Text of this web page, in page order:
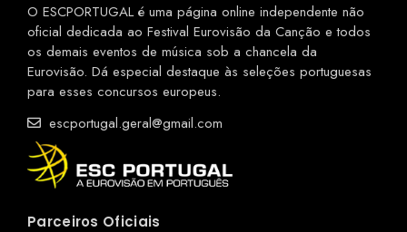
O ESCPORTUGAL é uma página online independente não
oficial dedicada ao Festival Eurovisão da Canção e todos
os demais eventos de música sob a chancela da
Eurovisão. Dá especial destaque às seleções portuguesas
para esses concursos europeus.
escportugal.geral@gmail.com
Parceiros Oficiais